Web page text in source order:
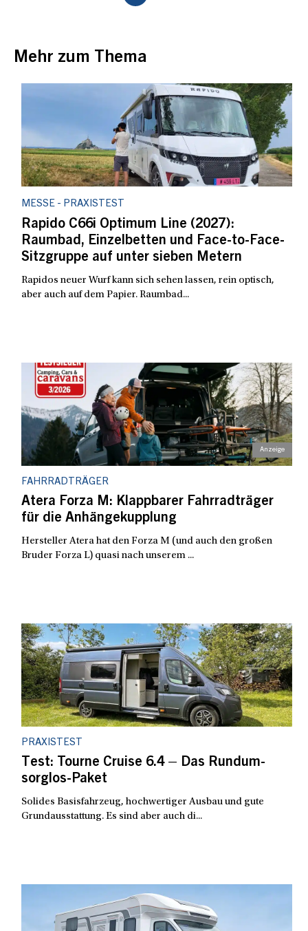
Mehr zum Thema
MESSE - PRAXISTEST
Rapido C66i Optimum Line (2027):
Raumbad, Einzelbetten und Face-to-Face-
Sitzgruppe auf unter sieben Metern
Rapidos neuer Wurf kann sich sehen lassen, rein optisch,
aber auch auf dem Papier. Raumbad...
FAHRRADTRÄGER
Atera Forza M: Klappbarer Fahrradträger
für die Anhängekupplung
Hersteller Atera hat den Forza M (und auch den großen
Bruder Forza L) quasi nach unserem ...
PRAXISTEST
Test: Tourne Cruise 6.4 – Das Rundum-
sorglos-Paket
Solides Basisfahrzeug, hochwertiger Ausbau und gute
Grundausstattung. Es sind aber auch di...